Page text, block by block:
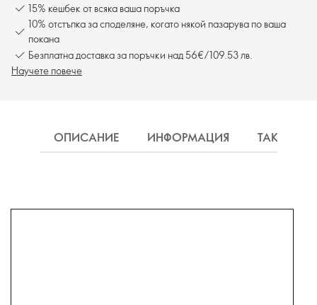
15% кешбек от всяка ваша поръчка
10% отстъпка за споделяне, когато някой пазарува по ваша
покана
Безплатна доставка за поръчки над 56€/109.53 лв.
Научете повече
ОПИСАНИЕ ИНФОРМАЦИЯ ТАКСА